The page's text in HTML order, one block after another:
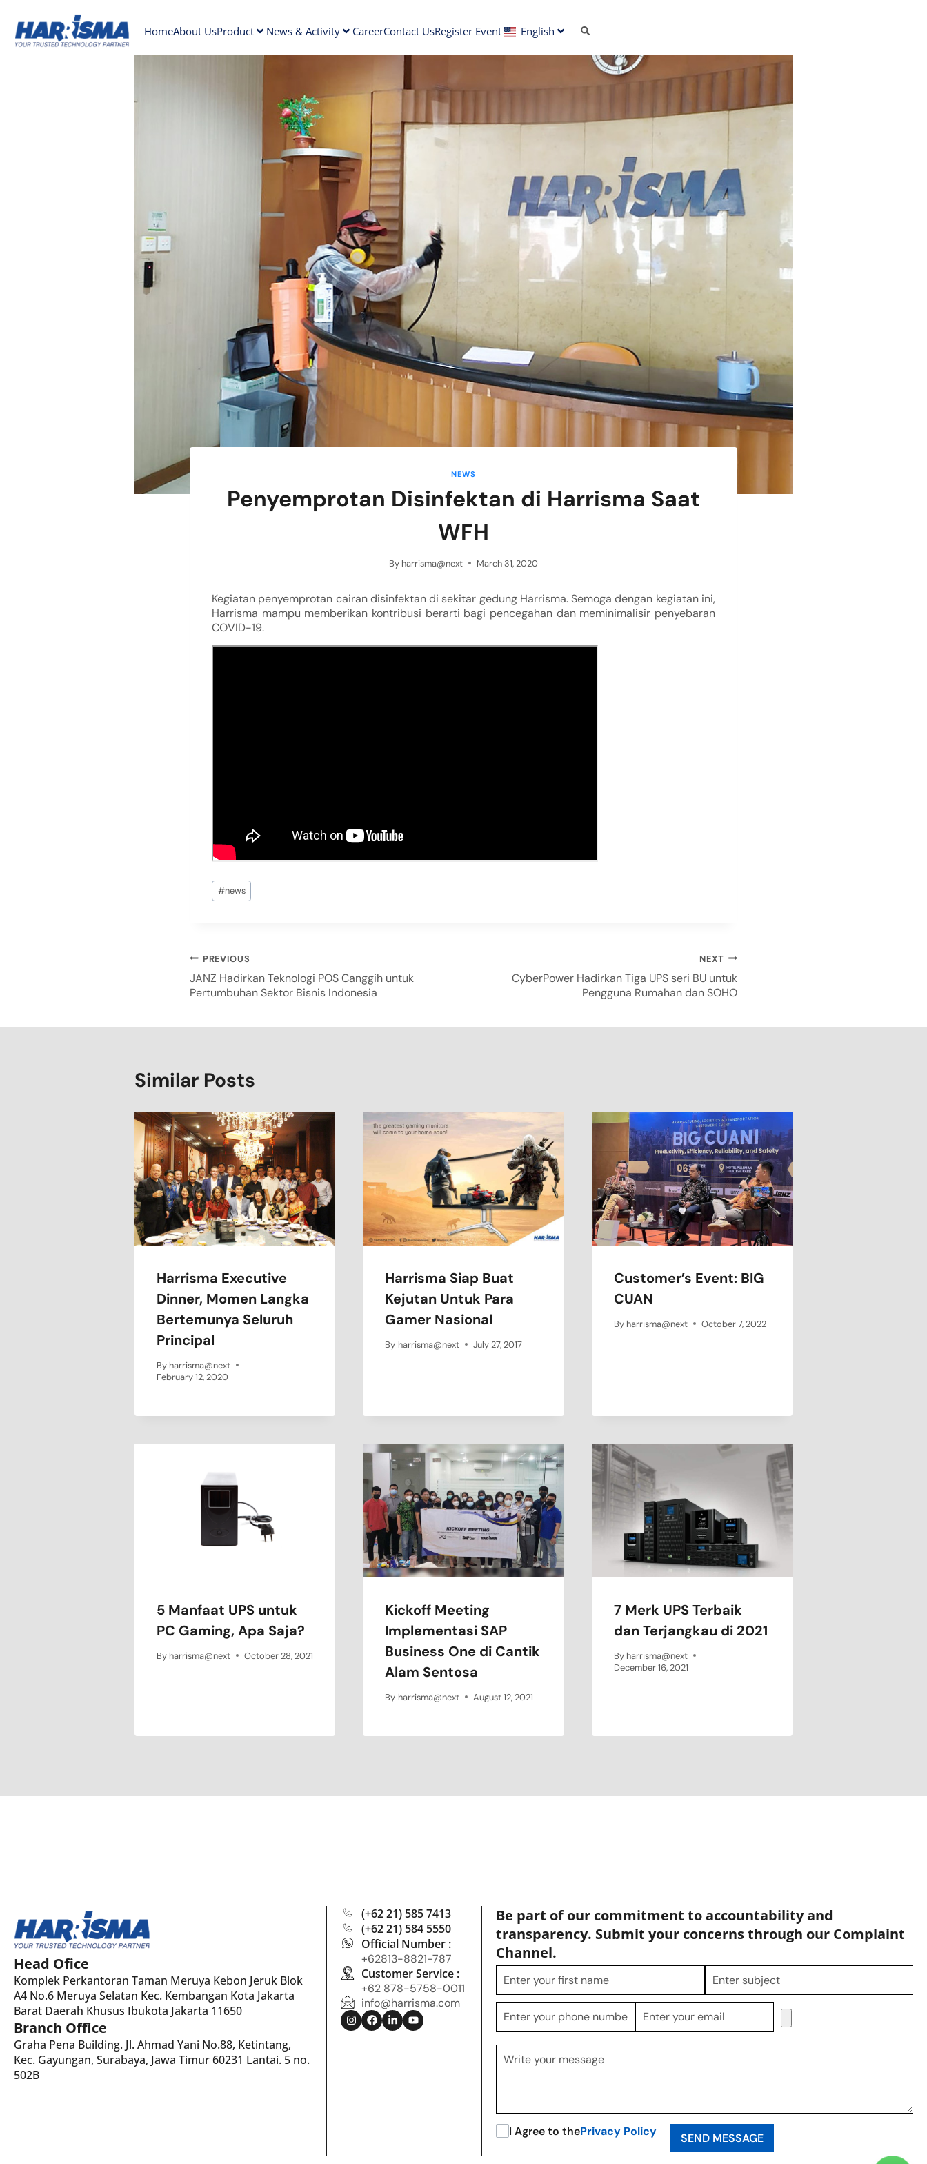
HomeAbout UsProduct News & Activity CareerContact UsRegister Event English
NEWS
Penyemprotan Disinfektan di Harrisma Saat
WFH
By harrisma@next March 31, 2020
Kegiatan penyemprotan cairan disinfektan di sekitar gedung Harrisma. Semoga dengan kegiatan ini,
Harrisma mampu memberikan kontribusi berarti bagi pencegahan dan meminimalisir penyebaran
COVID-19.
#news
PREVIOUS
JANZ Hadirkan Teknologi POS Canggih untuk
Pertumbuhan Sektor Bisnis Indonesia
NEXT
CyberPower Hadirkan Tiga UPS seri BU untuk
Pengguna Rumahan dan SOHO
Similar Posts
Harrisma Executive
Dinner, Momen Langka
Bertemunya Seluruh
Principal
By harrisma@next
February 12, 2020
Harrisma Siap Buat
Kejutan Untuk Para
Gamer Nasional
By harrisma@next July 27, 2017
Customer’s Event: BIG
CUAN
By harrisma@next October 7, 2022
5 Manfaat UPS untuk
PC Gaming, Apa Saja?
By harrisma@next October 28, 2021
Kickoff Meeting
Implementasi SAP
Business One di Cantik
Alam Sentosa
By harrisma@next August 12, 2021
7 Merk UPS Terbaik
dan Terjangkau di 2021
By harrisma@next
December 16, 2021
Head Ofice
Komplek Perkantoran Taman Meruya Kebon Jeruk Blok
A4 No.6 Meruya Selatan Kec. Kembangan Kota Jakarta
Barat Daerah Khusus Ibukota Jakarta 11650
Branch Office
Graha Pena Building. Jl. Ahmad Yani No.88, Ketintang,
Kec. Gayungan, Surabaya, Jawa Timur 60231 Lantai. 5 no.
502B
(+62 21) 585 7413
(+62 21) 584 5550
Official Number :
+62813-8821-787
Customer Service :
+62 878-5758-0011
info@harrisma.com
Be part of our commitment to accountability and
transparency. Submit your concerns through our Complaint
Channel.
I Agree to thePrivacy Policy SEND MESSAGE